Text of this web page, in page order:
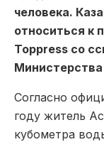
человека.
относиться к
Toppress со
Согласно
году житель
кубометра